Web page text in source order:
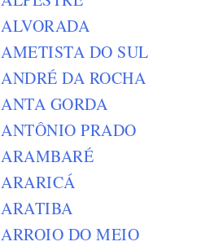
ALVORADA
AMETISTA DO SUL
ANDRÉ DA ROCHA
ANTA GORDA
ANTÔNIO PRADO
ARAMBARÉ
ARARICÁ
ARATIBA
ARROIO DO MEIO